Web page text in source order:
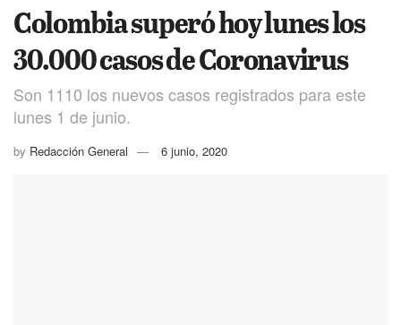
Colombia superó hoy lunes los
30.000 casos de Coronavirus
Son 1110 los nuevos casos registrados para este
lunes 1 de junio.
by Redacción General 6 junio, 2020